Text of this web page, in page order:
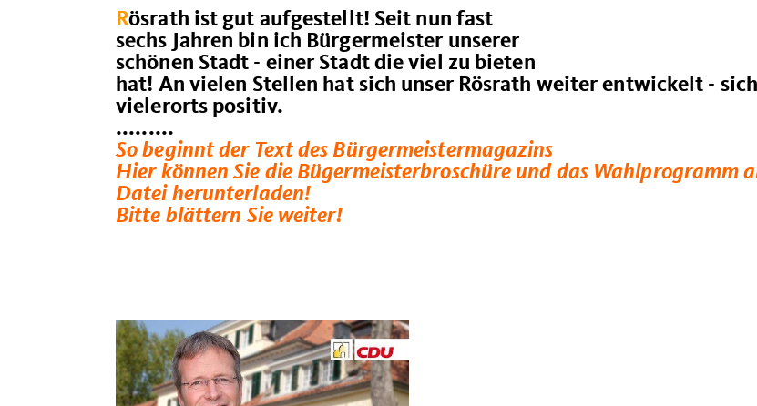
Rösrath ist gut aufgestellt! Seit nun fast
sechs Jahren bin ich Bürgermeister unserer
schönen Stadt - einer Stadt die viel zu bieten
hat! An vielen Stellen hat sich unser Rösrath weiter entwickelt -
vielerorts positiv.
.........
So beginnt der Text des Bürgermeistermagazins
Hier können Sie die Bügermeisterbroschüre und das Wahlprogramm
Datei herunterladen!
Bitte blättern Sie weiter!